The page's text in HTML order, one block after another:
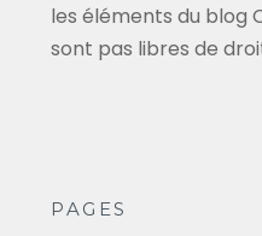
les éléments du blog
sont pas libres de
PAGES